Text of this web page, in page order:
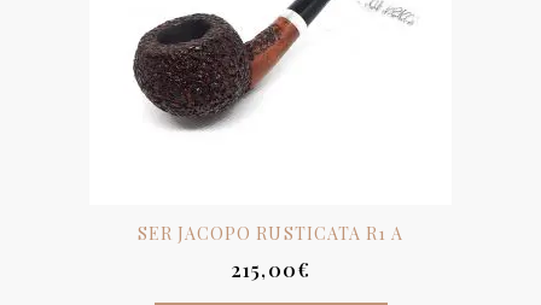
SER JACOPO RUSTICATA R1 A
215,00€